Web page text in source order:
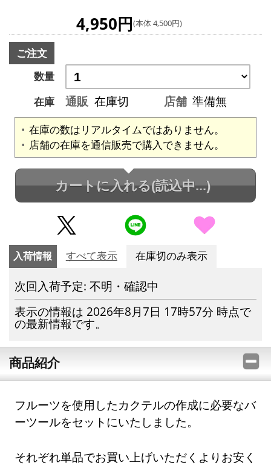
4,950円(本体 4,500円)
ご注文
数量
在庫
通販 在庫切 店舗 準備無
在庫の数はリアルタイムではありません。
店舗の在庫を通信販売で購入できません。
カートに入れる(読込中...)
入荷情報 すべて表示 在庫切のみ表示
次回入荷予定: 不明・確認中
表示の情報は 2026年8月7日 17時57分 時点で
の最新情報です。
商品紹介
フルーツを使用したカクテルの作成に必要なバ
ーツールをセットにいたしました。
それぞれ単品でお買い上げいただくよりお安く